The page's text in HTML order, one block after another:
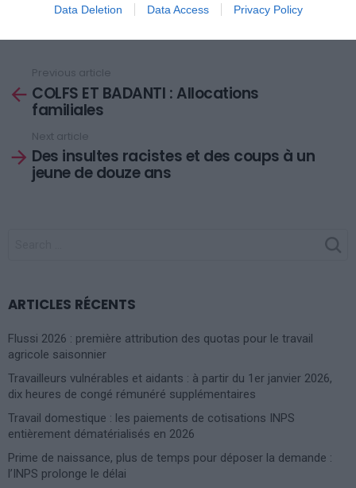
Data Deletion Data Access Privacy Policy
more
Previous article
COLFS ET BADANTI : Allocations
familiales
Next article
Des insultes racistes et des coups à un
jeune de douze ans
ARTICLES RÉCENTS
Flussi 2026 : première attribution des quotas pour le travail
agricole saisonnier
Travailleurs vulnérables et aidants : à partir du 1er janvier 2026,
dix heures de congé rémunéré supplémentaires
Travail domestique : les paiements de cotisations INPS
entièrement dématérialisés en 2026
Prime de naissance, plus de temps pour déposer la demande :
l’INPS prolonge le délai